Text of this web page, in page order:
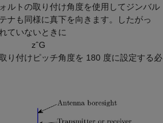
ルトの取り付け角度を使用してジンバル
ナも同様に真下を向きます。したがっ
ていないときに
zˆG
り付けピッチ角度を 180 度に設定する必